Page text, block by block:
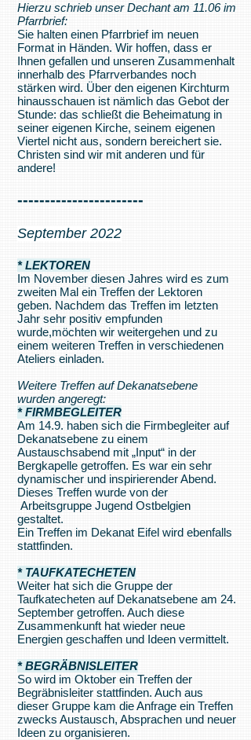
Hierzu schrieb unser Dechant am 11.06 im
Pfarrbrief:
Sie halten einen Pfarrbrief im neuen
Format in Händen. Wir hoffen, dass er
Ihnen gefallen und unseren Zusammenhalt
innerhalb des Pfarrverbandes noch
stärken wird. Über den eigenen Kirchturm
hinausschauen ist nämlich das Gebot der
Stunde: das schließt die Beheimatung in
seiner eigenen Kirche, seinem eigenen
Viertel nicht aus, sondern bereichert sie.
Christen sind wir mit anderen und für
andere!
-----------------------
September 2022
* LEKTOREN
Im November diesen Jahres wird es zum
zweiten Mal ein Treffen der Lektoren
geben. Nachdem das Treffen im letzten
Jahr sehr positiv empfunden
wurde,möchten wir weitergehen und zu
einem weiteren Treffen in verschiedenen
Ateliers einladen.
Weitere Treffen auf Dekanatsebene
wurden angeregt:
* FIRMBEGLEITER
Am 14.9. haben sich die Firmbegleiter auf
Dekanatsebene zu einem
Austauschsabend mit „Input“ in der
Bergkapelle getroffen. Es war ein sehr
dynamischer und inspirierender Abend.
Dieses Treffen wurde von der
Arbeitsgruppe Jugend Ostbelgien
gestaltet.
Ein Treffen im Dekanat Eifel wird ebenfalls
stattfinden.
* TAUFKATECHETEN
Weiter hat sich die Gruppe der
Taufkatecheten auf Dekanatsebene am 24.
September getroffen. Auch diese
Zusammenkunft hat wieder neue
Energien geschaffen und Ideen vermittelt.
* BEGRÄBNISLEITER
So wird im Oktober ein Treffen der
Begräbnisleiter stattfinden. Auch aus
dieser Gruppe kam die Anfrage ein Treffen
zwecks Austausch, Absprachen und neuer
Ideen zu organisieren.